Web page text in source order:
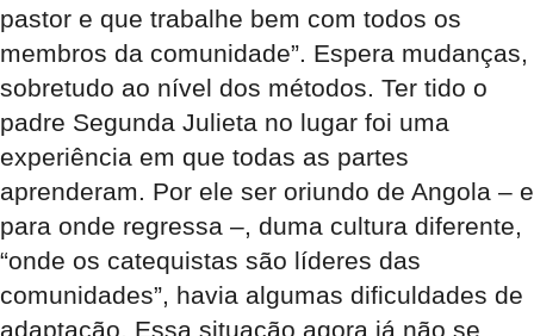
pastor e que trabalhe bem com todos os
membros da comunidade”. Espera mudanças,
sobretudo ao nível dos métodos. Ter tido o
padre Segunda Julieta no lugar foi uma
experiência em que todas as partes
aprenderam. Por ele ser oriundo de Angola – e
para onde regressa –, duma cultura diferente,
“onde os catequistas são líderes das
comunidades”, havia algumas dificuldades de
adaptação. Essa situação agora já não se